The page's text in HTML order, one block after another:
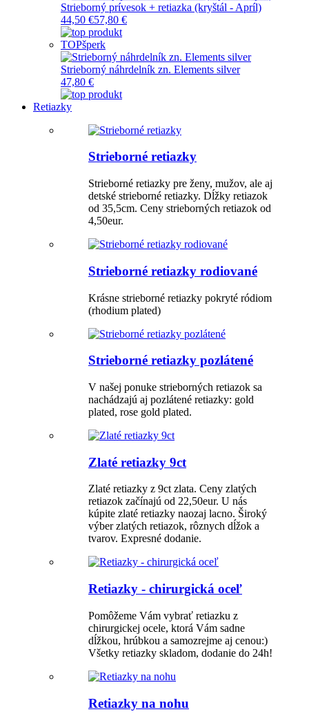
Strieborný prívesok + retiazka (kryštál - Apríl)
44,50 €57,80 €
TOPšperk
Strieborný náhrdelník zn. Elements silver
47,80 €
Retiazky
Strieborné retiazky
Strieborné retiazky pre ženy, mužov, ale aj
detské strieborné retiazky. Dĺžky retiazok
od 35,5cm. Ceny strieborných retiazok od
4,50eur.
Strieborné retiazky rodiované
Krásne strieborné retiazky pokryté ródiom
(rhodium plated)
Strieborné retiazky pozlátené
V našej ponuke strieborných retiazok sa
nachádzajú aj pozlátené retiazky: gold
plated, rose gold plated.
Zlaté retiazky 9ct
Zlaté retiazky z 9ct zlata. Ceny zlatých
retiazok začínajú od 22,50eur. U nás
kúpite zlaté retiazky naozaj lacno. Široký
výber zlatých retiazok, rôznych dĺžok a
tvarov. Expresné dodanie.
Retiazky - chirurgická oceľ
Pomôžeme Vám vybrať retiazku z
chirurgickej ocele, ktorá Vám sadne
dĺžkou, hrúbkou a samozrejme aj cenou:)
Všetky retiazky skladom, dodanie do 24h!
Retiazky na nohu